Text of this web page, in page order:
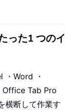
った1 つのイ
・Word ・
Office Tab Pro
横断して作業す